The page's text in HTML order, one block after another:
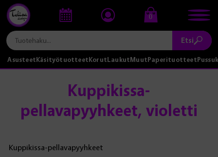
0
Etsi
AsusteetKäsityötuotteetKorutLaukutMuutPaperituotteet
Kuppikissa-
pellavapyyhkeet, violetti
Kuppikissa-pellavapyyhkeet